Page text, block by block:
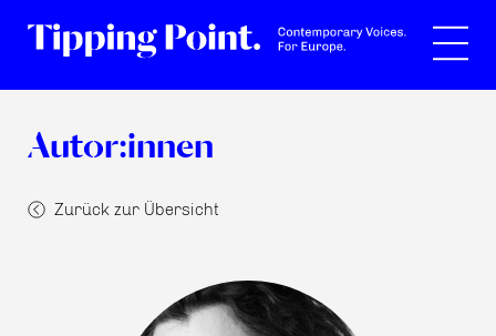
Autor:innen
Zurück zur Übersicht